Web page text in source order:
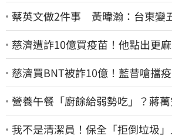
蔡英文做2件事 黃暐瀚：台東變
慈濟遭詐10億買疫苗！他點出更
慈濟買BNT被詐10億！藍昔嗆擋
營養午餐「廚餘給弱勢吃」？蔣
我不是清潔員！保全「拒倒垃圾